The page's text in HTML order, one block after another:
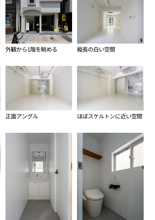
外観から1階を眺める 縦長の白い空間
正面アングル ほぼスケルトンに近い空間